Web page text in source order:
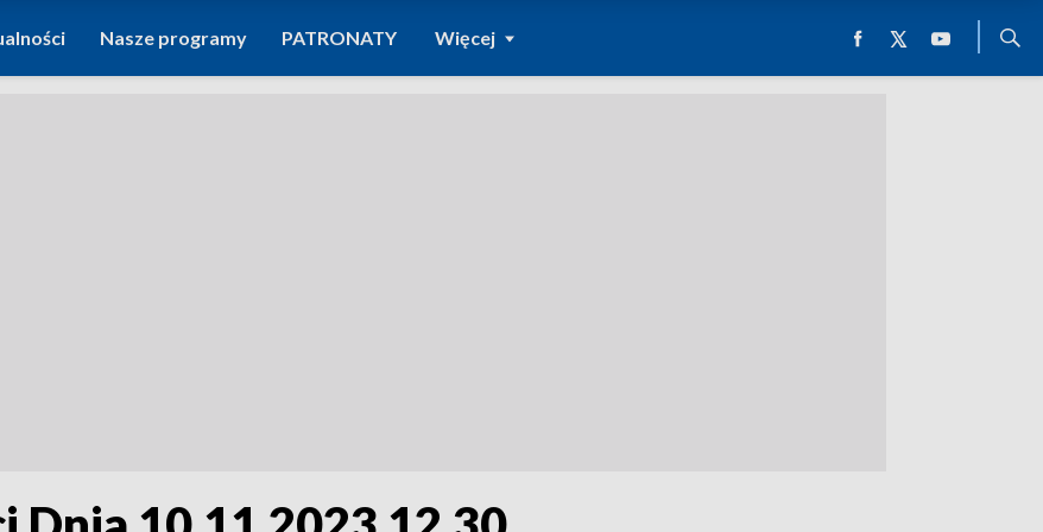
Nasze programy PATRONATY Więcej